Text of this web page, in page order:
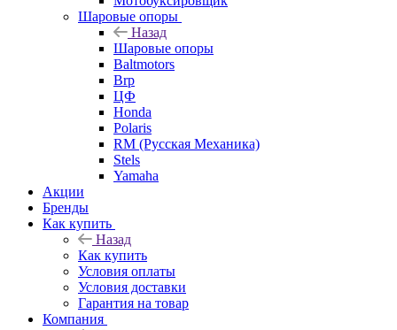
Шаровые опоры
Назад
Шаровые опоры
Baltmotors
Brp
ЦФ
Honda
Polaris
RM (Русская Механика)
Stels
Yamaha
Акции
Бренды
Как купить
Назад
Как купить
Условия оплаты
Условия доставки
Гарантия на товар
Компания